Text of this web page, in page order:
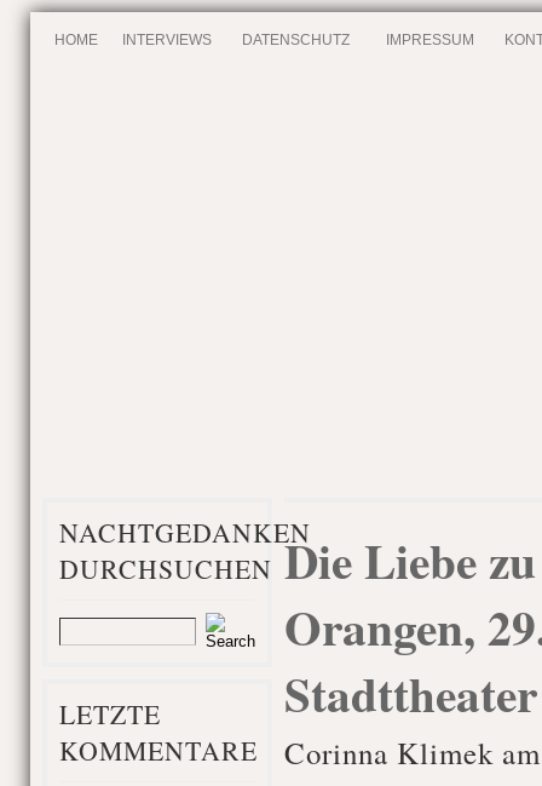
HOME INTERVIEWS DATENSCHUTZ IMPRESSUM
NACHTGEDANKEN
DURCHSUCHEN
LETZTE
KOMMENTARE
Die Liebe
Orangen,
Corinna Klimek